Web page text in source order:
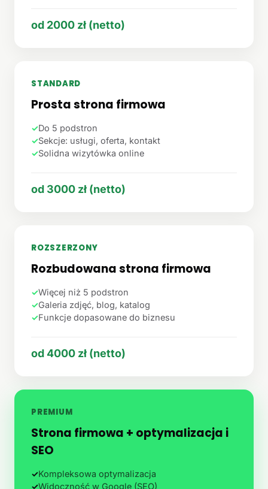
od 2000 zł (netto)
STANDARD
Prosta strona firmowa
✓Do 5 podstron
✓Sekcje: usługi, oferta, kontakt
✓Solidna wizytówka online
od 3000 zł (netto)
ROZSZERZONY
Rozbudowana strona firmowa
✓Więcej niż 5 podstron
✓Galeria zdjęć, blog, katalog
✓Funkcje dopasowane do biznesu
od 4000 zł (netto)
PREMIUM
Strona firmowa + optymalizacja i
SEO
✓Kompleksowa optymalizacja
✓Widoczność w Google (SEO)